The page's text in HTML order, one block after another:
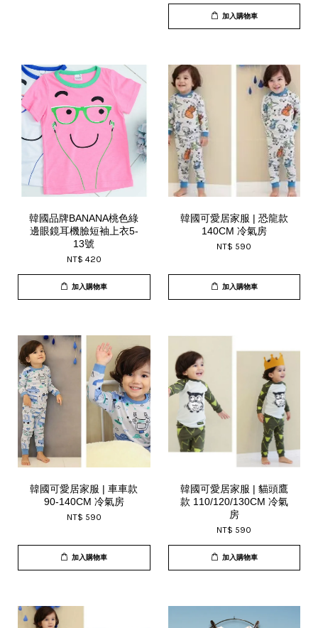
加入購物車
韓國品牌BANANA桃色綠
邊眼鏡耳機臉短袖上衣5-
13號
NT$ 420
加入購物車
韓國可愛居家服 | 恐龍款
140CM 冷氣房
NT$ 590
加入購物車
韓國可愛居家服 | 車車款
90-140CM 冷氣房
NT$ 590
加入購物車
韓國可愛居家服 | 貓頭鷹
款 110/120/130CM 冷氣
房
NT$ 590
加入購物車